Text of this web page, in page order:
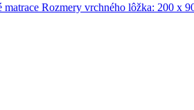
Rozmery vrchného lôžka: 200 x